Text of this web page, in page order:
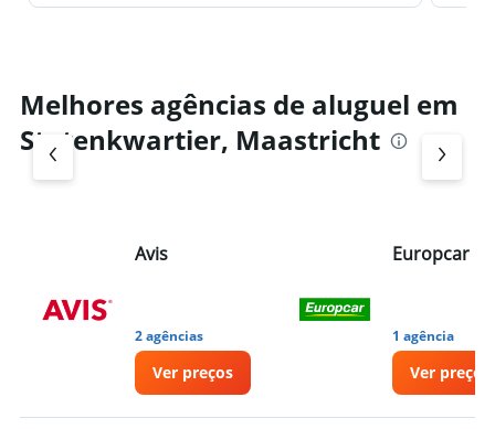
Melhores agências de aluguel em
Statenkwartier, Maastricht
Avis
2 agências
Ver preços
Europcar
1 agência
Ver preços